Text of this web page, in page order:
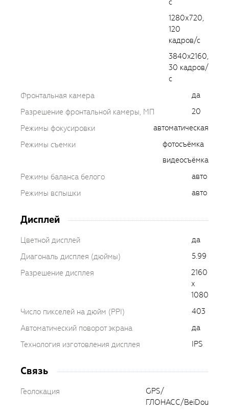
с
1280х720,
120
кадров/с
3840x2160,
30 кадров/
с
Фронтальная камера
да
Разрешение фронтальной камеры, МП
20
Режимы фокусировки
автоматическая
Режимы съемки
фотосъёмка
видеосъёмка
Режимы баланса белого
авто
Режимы вспышки
авто
Дисплей
Цветной дисплей
да
Диагональ дисплея (дюймы)
5.99
Разрешение дисплея
2160
x
1080
Число пикселей на дюйм (PPI)
403
Автоматический поворот экрана
да
Технология изготовления дисплея
IPS
Связь
Геолокация
GPS/
ГЛОНАСС/BeiDou